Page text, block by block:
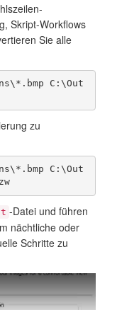
Skript-Workflows
Sie alle
C:\Out
zu
C:\Out
-Datei und führen
nächtliche oder
Schritte zu